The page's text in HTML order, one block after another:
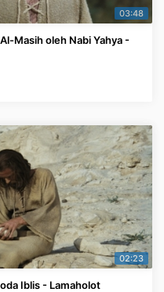
03:48
Masih oleh Nabi Yahya -
02:23
Iblis - Lamaholot